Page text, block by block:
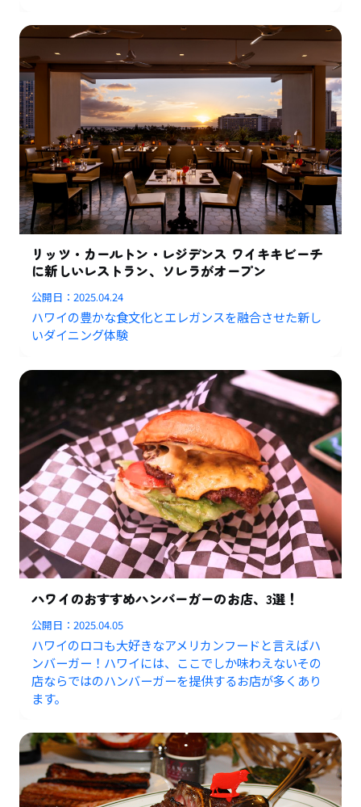
リッツ・カールトン・レジデンス ワイキキビーチ
に新しいレストラン、ソレラがオープン
公開日：2025.04.24
ハワイの豊かな食文化とエレガンスを融合させた新し
いダイニング体験
ハワイのおすすめハンバーガーのお店、3選！
公開日：2025.04.05
ハワイのロコも大好きなアメリカンフードと言えばハ
ンバーガー！ハワイには、ここでしか味わえないその
店ならではのハンバーガーを提供するお店が多くあり
ます。